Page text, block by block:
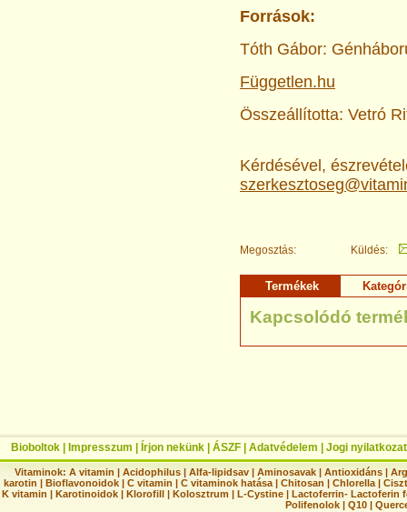
Források:
Tóth Gábor:
Független.hu
Összeállította: Vetró
Kérdésével,
Megosztás: Küldés:
Termékek
Kapcsolódó
Bioboltok Impresszum Írjon nekünk ÁSZF Adatvédelem Jogi nyilatkozat
Vitaminok: A vitamin |Acidophilus |Alfa-lipidsav |Aminosavak |Antioxidáns |
karotin | Bioflavonoidok | C vitamin | C vitaminok hatása | Chitosan | Chlorella |
K vitamin | Karotinoidok | Klorofill | Kolosztrum | L-Cystine | Lactoferrin- Lactoferin
Polifenolok |Q10 |